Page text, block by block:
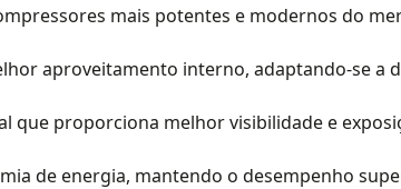
mais potentes e modernos do
aproveitamento interno, adaptando-se a
que proporciona melhor visibilidade e
de energia, mantendo o desempenho